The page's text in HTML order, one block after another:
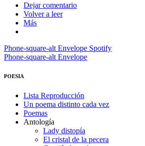
Dejar comentario
Volver a leer
Más
Phone-square-alt Envelope Spotify
Phone-square-alt Envelope
POESIA
Lista Reproducción
Un poema distinto cada vez
Poemas
Antología
Lady distopía
El cristal de la pecera